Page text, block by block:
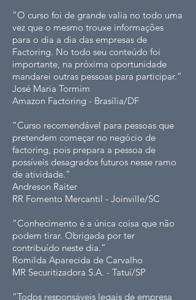
“O curso foi de grande valia no todo uma
vez que o mesmo trouxe informações
para o dia a dia das empresas de
Factoring. No todo seu conteúdo foi
importante, na próxima oportunidade
mandarei outras pessoas para participar.”
José Maria Tormim
Amazon Factoring - Brasília/DF
“Curso recomendável para pessoas que
pretendem começar no negócio de
factoring, pois prepara a pessoa de
possíveis desagrados futuros nesse ramo
de atividade.”
Andreson Raiter
RR Fomento Mercantil - Joinville/SC
“Conhecimento é a única coisa que não
podem tirar. Obrigada por ter
contribuído neste dia.”
Romilda Aparecida de Carvalho
MR Securitizadora S.A. - Tatuí/SP
“Todos responsáveis legais de empresa